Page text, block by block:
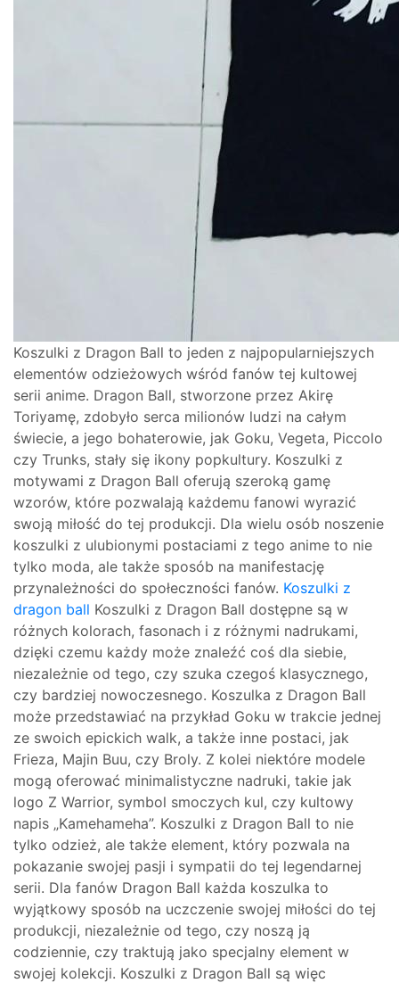
Koszulki z Dragon Ball to jeden z najpopularniejszych
elementów odzieżowych wśród fanów tej kultowej
serii anime. Dragon Ball, stworzone przez Akirę
Toriyamę, zdobyło serca milionów ludzi na całym
świecie, a jego bohaterowie, jak Goku, Vegeta, Piccolo
czy Trunks, stały się ikony popkultury. Koszulki z
motywami z Dragon Ball oferują szeroką gamę
wzorów, które pozwalają każdemu fanowi wyrazić
swoją miłość do tej produkcji. Dla wielu osób noszenie
koszulki z ulubionymi postaciami z tego anime to nie
tylko moda, ale także sposób na manifestację
przynależności do społeczności fanów. Koszulki z
dragon ball Koszulki z Dragon Ball dostępne są w
różnych kolorach, fasonach i z różnymi nadrukami,
dzięki czemu każdy może znaleźć coś dla siebie,
niezależnie od tego, czy szuka czegoś klasycznego,
czy bardziej nowoczesnego. Koszulka z Dragon Ball
może przedstawiać na przykład Goku w trakcie jednej
ze swoich epickich walk, a także inne postaci, jak
Frieza, Majin Buu, czy Broly. Z kolei niektóre modele
mogą oferować minimalistyczne nadruki, takie jak
logo Z Warrior, symbol smoczych kul, czy kultowy
napis „Kamehameha”. Koszulki z Dragon Ball to nie
tylko odzież, ale także element, który pozwala na
pokazanie swojej pasji i sympatii do tej legendarnej
serii. Dla fanów Dragon Ball każda koszulka to
wyjątkowy sposób na uczczenie swojej miłości do tej
produkcji, niezależnie od tego, czy noszą ją
codziennie, czy traktują jako specjalny element w
swojej kolekcji. Koszulki z Dragon Ball są więc